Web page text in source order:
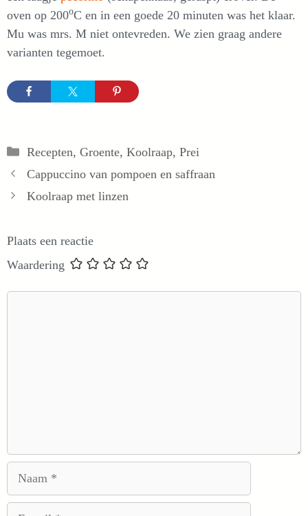
oven op 200oC en in een goede 20 minuten was het klaar.
Mu was mrs. M niet ontevreden. We zien graag andere
varianten tegemoet.
Categorieën
Recepten, Groente, Koolraap, Prei
Cappuccino van pompoen en saffraan
Koolraap met linzen
Plaats een reactie
Waardering